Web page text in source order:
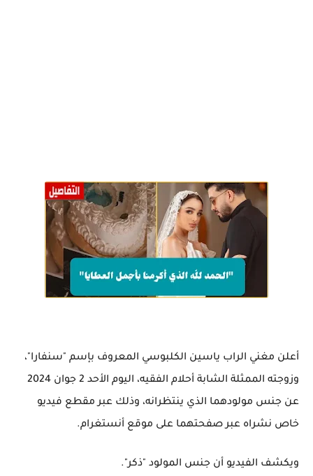
أعلن مغني الراب ياسين الكلبوسي المعروف بإسم "سنفارا"،
وزوجته الممثلة الشابة أحلام الفقيه، اليوم الأحد 2 جوان 2024
عن جنس مولودهما الذي ينتظرانه، وذلك عبر مقطع فيديو
خاص نشراه عبر صفحتهما على موقع أنستغرام.
ويكشف الفيديو أن جنس المولود "ذكر".